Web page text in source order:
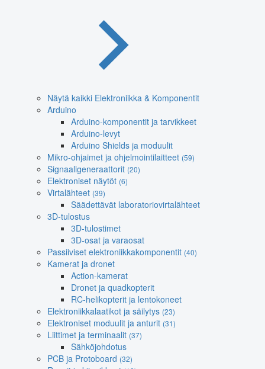
Näytä kaikki Elektroniikka & Komponentit
Arduino
Arduino-komponentit ja tarvikkeet
Arduino-levyt
Arduino Shields ja moduulit
Mikro-ohjaimet ja ohjelmointilaitteet (59)
Signaaligeneraattorit (20)
Elektroniset näytöt (6)
Virtalähteet (39)
Säädettävät laboratoriovirtalähteet
3D-tulostus
3D-tulostimet
3D-osat ja varaosat
Passiiviset elektroniikkakomponentit (40)
Kamerat ja dronet
Action-kamerat
Dronet ja quadkopterit
RC-helikopterit ja lentokoneet
Elektroniikkalaatikot ja säilytys (23)
Elektroniset moduulit ja anturit (31)
Liittimet ja terminaalit (37)
Sähköjohdotus
PCB ja Protoboard (32)